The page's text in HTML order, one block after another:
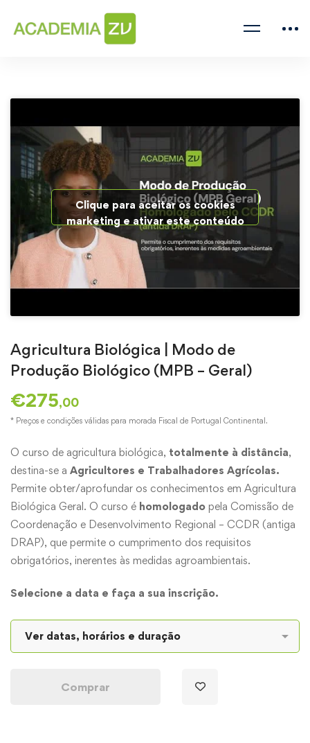
Clique para aceitar os cookies
marketing e ativar este conteúdo
Agricultura Biológica | Modo de
Produção Biológico (MPB – Geral)
€275,00
* Preços e condições válidas para morada Fiscal de Portugal Continental.
O curso de agricultura biológica, totalmente à distância,
destina-se a Agricultores e Trabalhadores Agrícolas.
Permite obter/aprofundar os conhecimentos em Agricultura
Biológica Geral. O curso é homologado pela Comissão de
Coordenação e Desenvolvimento Regional – CCDR (antiga
DRAP), que permite o cumprimento dos requisitos
obrigatórios, inerentes às medidas agroambientais.
Selecione a data e faça a sua inscrição.
Comprar